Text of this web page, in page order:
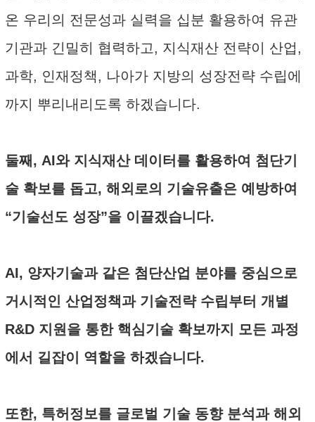
온 우리의 전문성과 실력을 십분 활용하여 유관
기관과 긴밀히 협력하고, 지식재산 전략이 산업,
과학, 인재정책, 나아가 지방의 성장전략 수립에
까지 뿌리내리도록 하겠습니다.
둘째, AI와 지식재산 데이터를 활용하여 첨단기
술 확보를 돕고, 해외로의 기술유출은 예방하여
“기술선도 성장”을 이끌겠습니다.
AI, 양자기술과 같은 첨단산업 분야를 중심으로
거시적인 산업정책과 기술전략 수립부터 개별
R&D 지원을 통한 핵심기술 확보까지 모든 과정
에서 길잡이 역할을 하겠습니다.
또한, 특허정보를 글로벌 기술 동향 분석과 해외